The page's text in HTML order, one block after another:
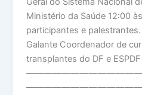
Ministério da Saúde 12:00
participantes e
Galante Coordenador de
transplantes do DF e